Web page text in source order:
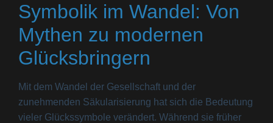
Symbolik im Wandel: Von
Mythen zu modernen
Glücksbringern
Mit dem Wandel der Gesellschaft und der
zunehmenden Säkularisierung hat sich die Bedeutung
vieler Glückssymbole verändert. Während sie früher